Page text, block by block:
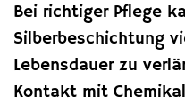
Bei richtiger Pflege
Silberbeschichtung
Lebensdauer zu
Kontakt mit